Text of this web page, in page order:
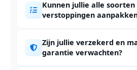
Kunnen jullie alle soorten
verstoppingen
Zijn jullie verzekerd en
garantie verwachten?